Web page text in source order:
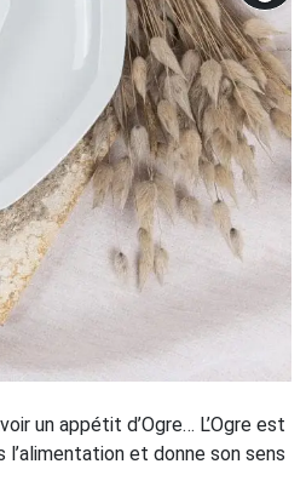
un appétit d’Ogre… L’Ogre est
et donne son sens